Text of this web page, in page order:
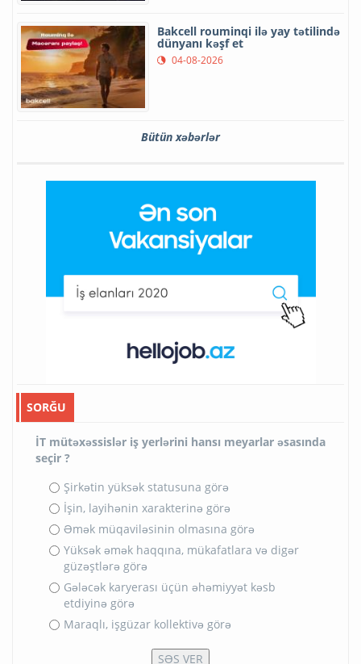
Bakcell rouminqi ilə yay tətilində
dünyanı kəşf et
04-08-2026
Bütün xəbərlər
SORĞU
İT mütəxəssislər iş yerlərini hansı meyarlar əsasında
seçir ?
Şirkətin yüksək statusuna görə
İşin, layihənin xarakterinə görə
Əmək müqaviləsinin olmasına görə
Yüksək əmək haqqına, mükafatlara və digər
güzəştlərə görə
Gələcək karyerası üçün əhəmiyyət kəsb
etdiyinə görə
Maraqlı, işgüzar kollektivə görə